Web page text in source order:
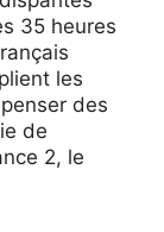
35 heures
les
des
de
2, le